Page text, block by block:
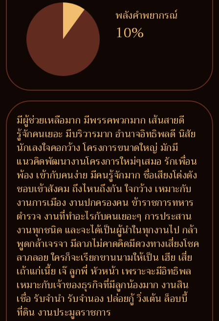
พลังคำพยากรณ์
10%
มีผู้ช่วยเหลือมาก มีพรรคพวกมาก เส้นสายดี
รู้จักคนเยอะ มีบริวารมาก อำนาจอิทธิพลดี นิสัย
นักเลงใจคอกว้าง โครงการขนาดใหญ่ มักมี
แนวคิดพัฒนางานโครงการใหม่ๆเสมอ รักเพื่อน
พ้อง เข้ากับคนง่าย มีคนรู้จักมาก ชื่อเสียงโด่งดัง
ชอบเข้าสังคม ถึงไหนถึงกัน ใจกว้าง เหมาะกับ
งานการเมือง งานปกครองคน ข้าราชการทหาร
ตำรวจ งานที่ทำอะไรกับคนเยอะๆ การประสาน
งานทุกชนิด และจะได้เป็นผู้นำในทุกงานไป กล้า
พูดกล้าเจรจา มีลาภไม่คาดคิดมีดวงทางเสี่ยงโชค
ลาภลอย ใครก็จะเรียกขานนามให้เป็น เฮีย เสี่ย
เถ้าแก่เนี้ย เจ๊ ลูกพี่ หัวหน้า เพราะจะมีอิทธิพล
เหมาะกับเจ้าของธุรกิจที่มีลูกน้องมาก งานสิน
เชื่อ รับจำนำ รับจำนอง ปล่อยกู้ วิ่งเต้น ล็อบบี้
ที่ดิน งานประมูลราชการ